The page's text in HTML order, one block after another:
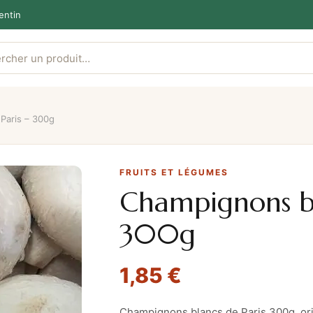
– 300g
FRUITS ET LÉGUMES
Champignons
300g
1,85 €